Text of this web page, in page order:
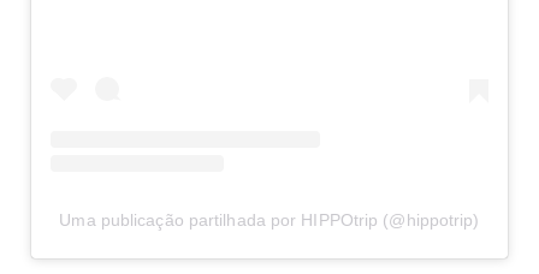
Uma publicação partilhada por HIPPOtrip (@hippotrip)